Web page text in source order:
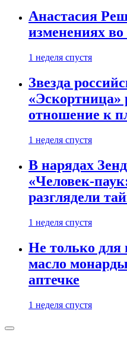
Анастасия
изменениях
1 неделя спустя
Звезда
«Эскортница»
отношение к
1 неделя спустя
В нарядах
«Человек-
разглядели
1 неделя спустя
Не только для
масло
аптечке
1 неделя спустя